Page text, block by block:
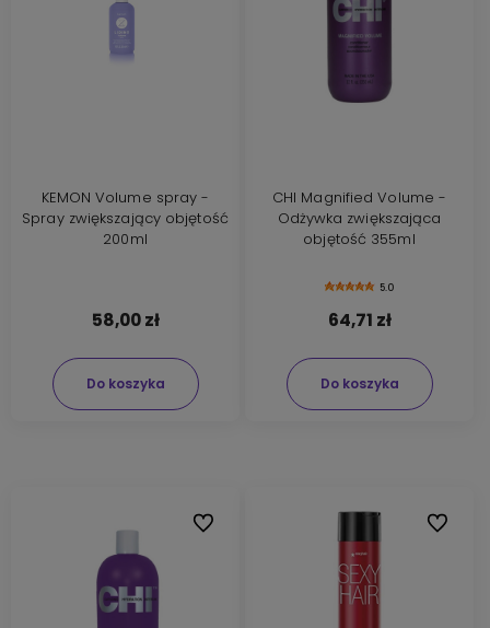
KEMON Volume spray -
Spray zwiększający objętość
200ml
58,00 zł
Do koszyka
CHI Magnified Volume -
Odżywka zwiększająca
objętość 355ml
5.0
64,71 zł
Do koszyka
Do ulubionych Do